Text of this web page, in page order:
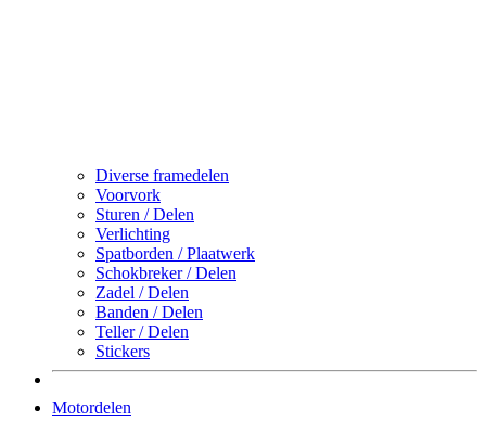
Diverse framedelen
Voorvork
Sturen / Delen
Verlichting
Spatborden / Plaatwerk
Schokbreker / Delen
Zadel / Delen
Banden / Delen
Teller / Delen
Stickers
Motordelen